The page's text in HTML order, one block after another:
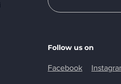
Follow us on
Facebook